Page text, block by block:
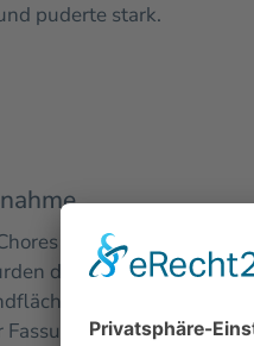
puderte stark.
und der drei Joche
die Wandflächen
eine
und